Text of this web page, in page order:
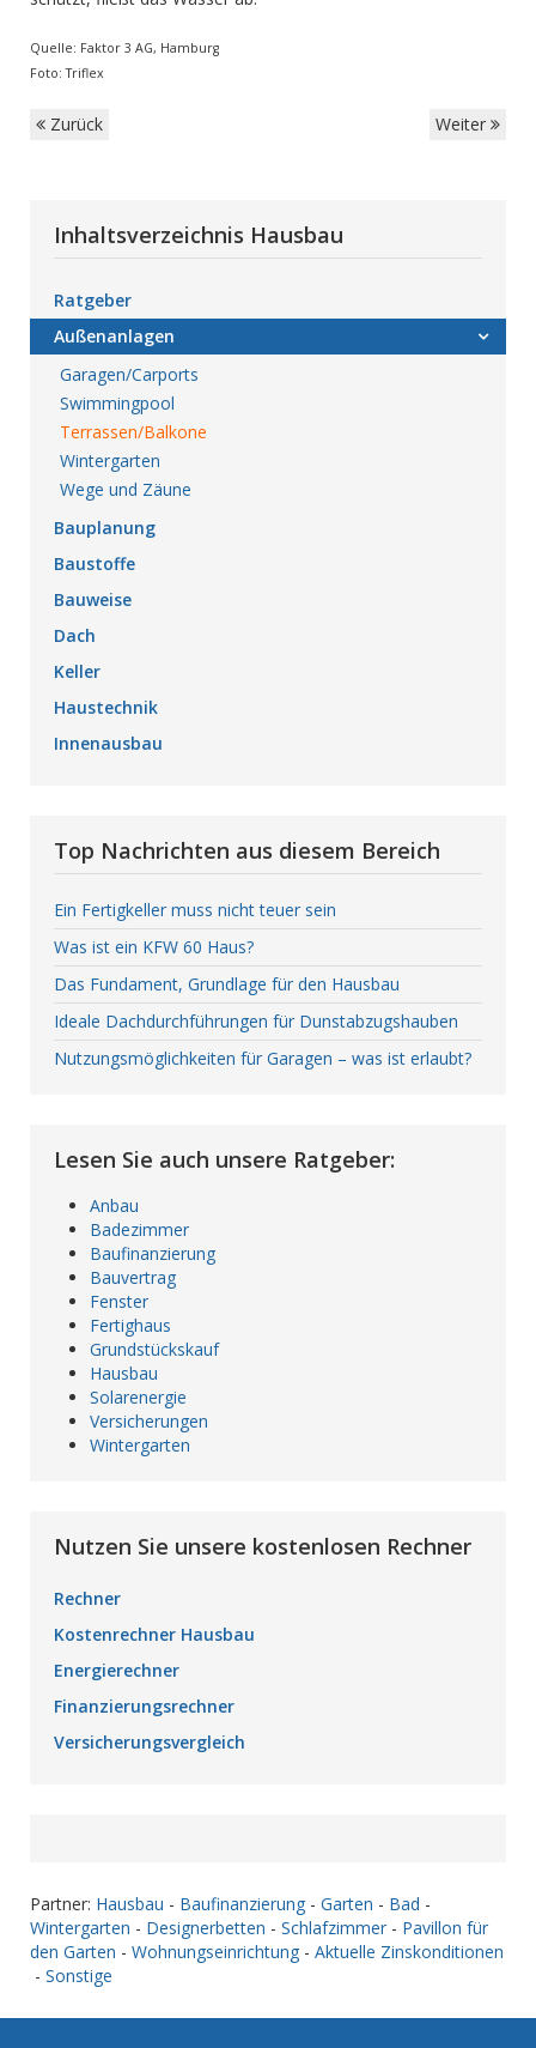
Quelle: Faktor 3 AG, Hamburg
Foto: Triflex
Zurück Weiter
Inhaltsverzeichnis Hausbau
Ratgeber
Außenanlagen
Garagen/Carports
Swimmingpool
Terrassen/Balkone
Wintergarten
Wege und Zäune
Bauplanung
Baustoffe
Bauweise
Dach
Keller
Haustechnik
Innenausbau
Top Nachrichten aus diesem Bereich
Ein Fertigkeller muss nicht teuer sein
Was ist ein KFW 60 Haus?
Das Fundament, Grundlage für den Hausbau
Ideale Dachdurchführungen für Dunstabzugshauben
Nutzungsmöglichkeiten für Garagen – was ist erlaubt?
Lesen Sie auch unsere Ratgeber:
Anbau
Badezimmer
Baufinanzierung
Bauvertrag
Fenster
Fertighaus
Grundstückskauf
Hausbau
Solarenergie
Versicherungen
Wintergarten
Nutzen Sie unsere kostenlosen Rechner
Rechner
Kostenrechner Hausbau
Energierechner
Finanzierungsrechner
Versicherungsvergleich
Partner: Hausbau - Baufinanzierung - Garten - Bad -
Wintergarten - Designerbetten - Schlafzimmer - Pavillon für
den Garten - Wohnungseinrichtung - Aktuelle Zinskonditionen
- Sonstige